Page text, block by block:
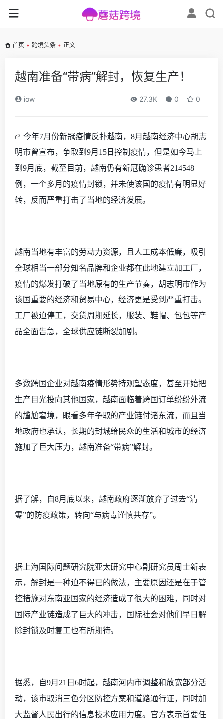
首页 • 跨境头条 • 正文
越南准备“带病”解封，恢复生产！
iow 27.3K 0 0
今年7月份新冠疫情反扑越南，8月越南经济中心胡志
明市曾宣布，争取到9月15日控制疫情，但是如今马上
到9月底，截至目前，越南仍有新冠确诊患者214548
例，一个多月的疫情封锁，并未使该国的疫情有明显好
转，反而严重打击了当地的经济发展。
越南当地有丰富的劳动力资源，且人工成本低廉，吸引
全球相当一部分知名品牌和企业都在此地建立加工厂，
疫情的爆发打破了当地原有的生产节奏，胡志明市作为
该国重要的经济和贸易中心，经济更是受到严重打击。
工厂被迫停工，交货周期延长，服装、鞋帽、包包等产
品全面告急，全球供应链断裂加剧。
多数跨国企业对越南疫情形势持观望态度，甚至开始把
生产目光投向其他国家，越南面临着跨国订单纷纷外流
的尴尬窘境，眼看多年争取的产业链付诸东流，而且当
地政府也承认，长期的封城给民众的生活和城市的经济
施加了巨大压力，越南准备“带病”解封。
据了解，自8月底以来，越南政府逐渐放弃了过去“清
零”的防疫政策，转向“与病毒谨慎共存”。
据 上海国际问题研究院亚太研究中心副研究员周士新表
示，解封是一种迫不得已的做法，主要原因还是在于管
控措施对东南亚国家的经济造成了很大的困难，同时对
国际产业链造成了巨大的冲击，国际社会对他们早日解
除封锁及时复工也有所期待。
据悉，自9月21日6时起，越南河内市调整和放宽部分活
动，该市取消三色分区防控方案和道路通行证，同时加
大监督人民出行的信息技术应用力度。官方表示首要任